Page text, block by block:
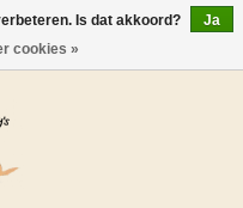
0 Artikelen - €0,00
Is dat akkoord?
Ja
cookies »